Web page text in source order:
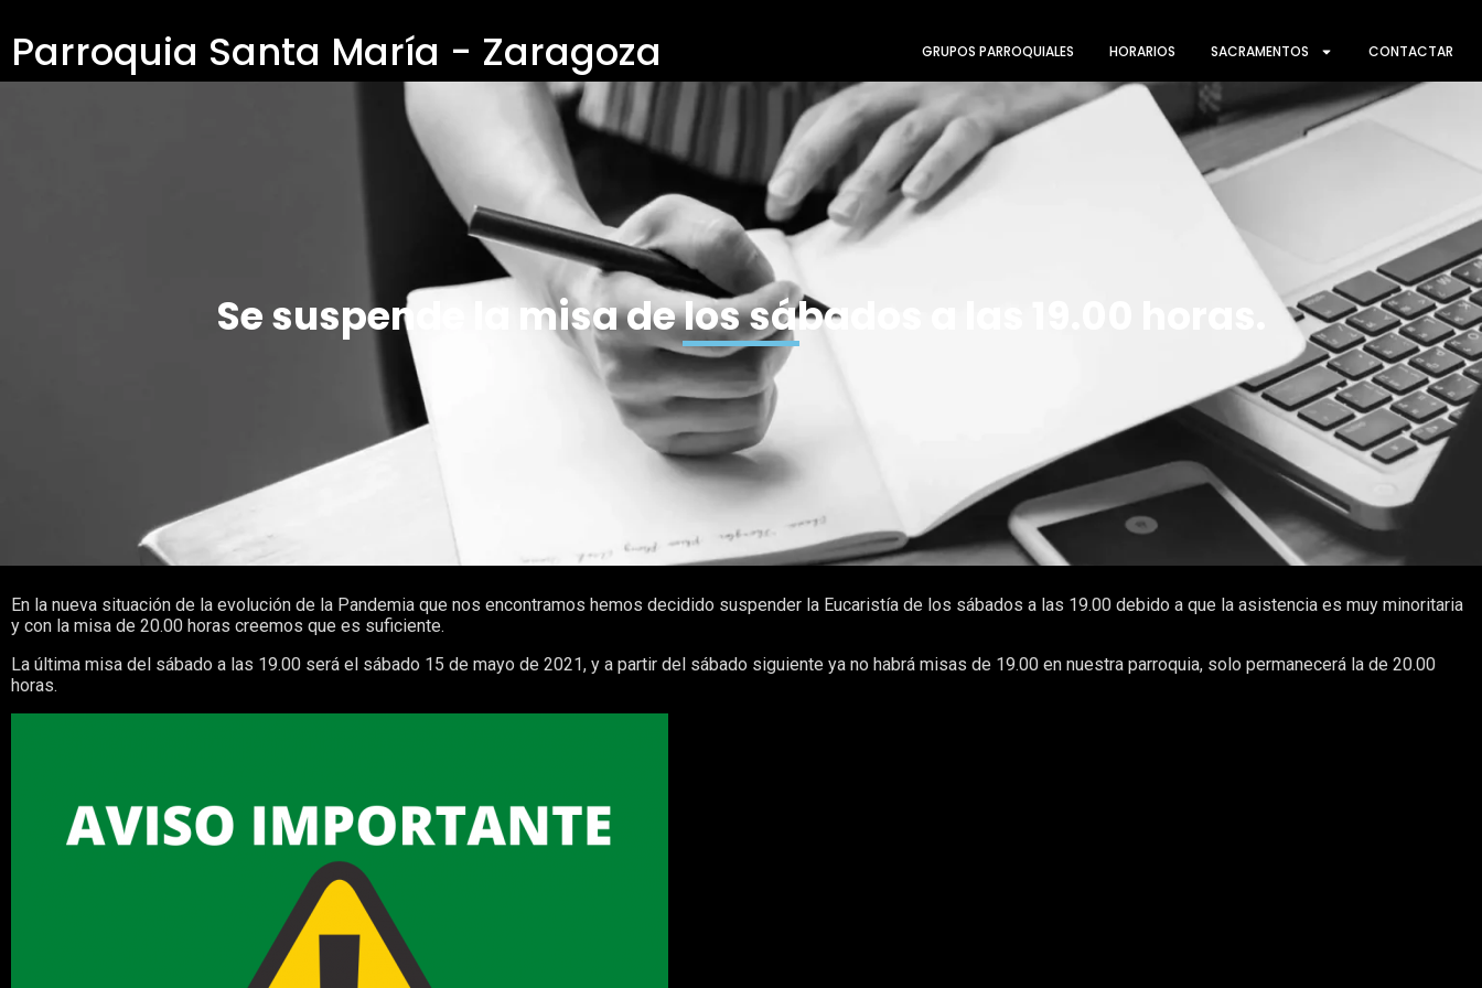
Parroquia Santa María - Zaragoza GRUPOS PARROQUIALES HORARIOS SACRAMENTOS CONTACTAR
Se suspende la misa de los sábados a las 19.00 horas.
En la nueva situación de la evolución de la Pandemia que nos encontramos hemos decidido suspender la Eucaristía de los sábados a las 19.00 debido a que la asistencia es muy minoritaria
y con la misa de 20.00 horas creemos que es suficiente.
La última misa del sábado a las 19.00 será el sábado 15 de mayo de 2021, y a partir del sábado siguiente ya no habrá misas de 19.00 en nuestra parroquia, solo permanecerá la de 20.00
horas.